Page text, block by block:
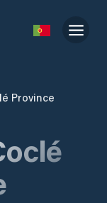
Province